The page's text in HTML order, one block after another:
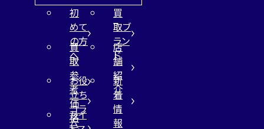
初
めて
の方
へ
買
取ブ
ラン
ド
買
取
参
考
価
格
店
舗
紹
介
お役
立ち
コラ
ム
新
着
情
報
サイ